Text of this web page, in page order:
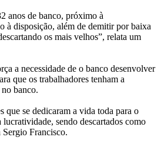
anos de banco, próximo à
à disposição, além de demitir por baixa
os mais velhos”, relata um
a necessidade de o banco desenvolver
que os trabalhadores tenham a
banco.
que se dedicaram a vida toda para o
sendo descartados como
Sergio Francisco.